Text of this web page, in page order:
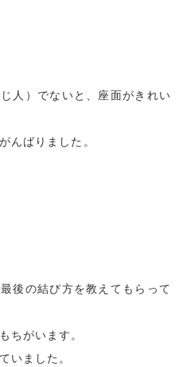
人）でないと、座面がきれい
んばりました。
後の結び方を教えてもらって
ちがいます。
いました。